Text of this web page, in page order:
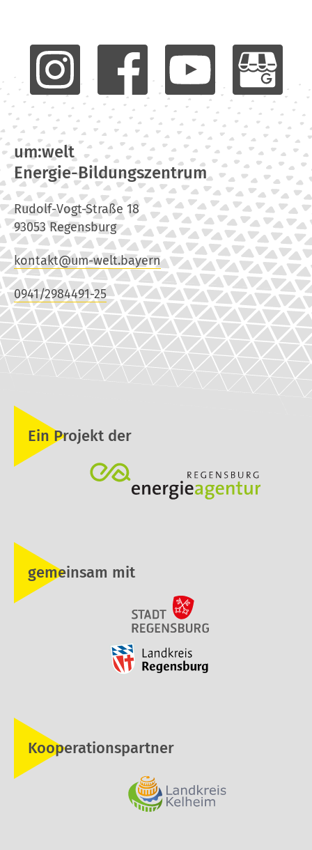
um:welt
Energie-Bildungszentrum
Rudolf-Vogt-Straße 18
93053 Regensburg
kontakt@um-welt.bayern
0941/2984491-25
Ein Projekt der
gemeinsam mit
Kooperationspartner